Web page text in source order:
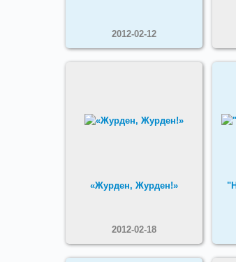
2012-02-12
«Журден, Журден!»
2012-02-18